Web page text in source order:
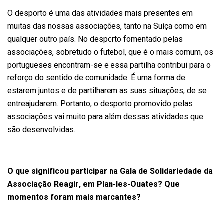
O desporto é uma das atividades mais presentes em
muitas das nossas associações, tanto na Suíça como em
qualquer outro país. No desporto fomentado pelas
associações, sobretudo o futebol, que é o mais comum, os
portugueses encontram-se e essa partilha contribui para o
reforço do sentido de comunidade. É uma forma de
estarem juntos e de partilharem as suas situações, de se
entreajudarem. Portanto, o desporto promovido pelas
associações vai muito para além dessas atividades que
são desenvolvidas.
O que significou participar na Gala de Solidariedade da
Associação Reagir, em Plan-les-Ouates? Que
momentos foram mais marcantes?